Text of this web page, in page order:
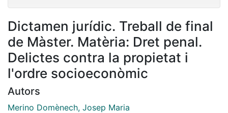
Dictamen jurídic. Treball de final
de Màster. Matèria: Dret penal.
Delictes contra la propietat i
l'ordre socioeconòmic
Autors
Merino Domènech, Josep Maria